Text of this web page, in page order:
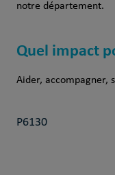
notre département.
Quel impact
Aider, accompagner,
P6130